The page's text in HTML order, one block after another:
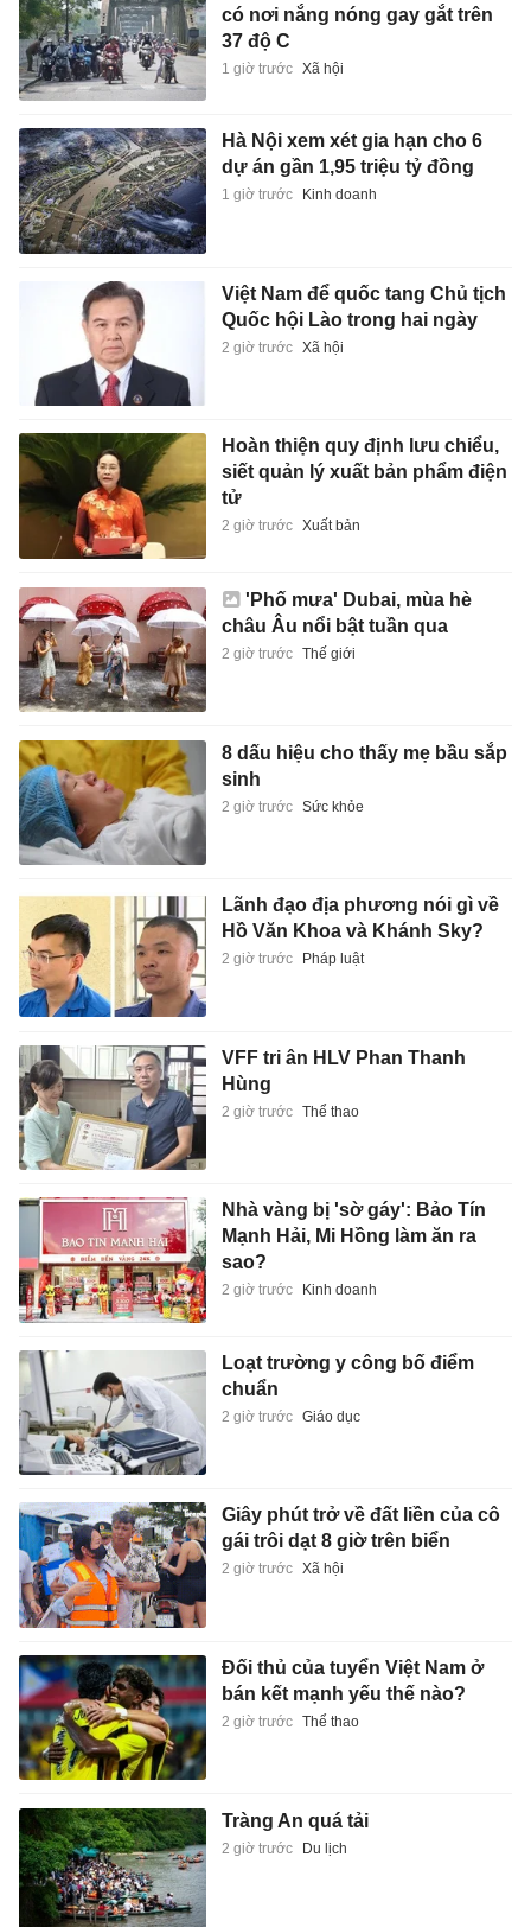
có nơi nắng nóng gay gắt trên
37 độ C
1 giờ trước Xã hội
Hà Nội xem xét gia hạn cho 6
dự án gần 1,95 triệu tỷ đồng
1 giờ trước Kinh doanh
Việt Nam để quốc tang Chủ tịch
Quốc hội Lào trong hai ngày
2 giờ trước Xã hội
Hoàn thiện quy định lưu chiểu,
siết quản lý xuất bản phẩm điện
tử
2 giờ trước Xuất bản
'Phố mưa' Dubai, mùa hè
châu Âu nổi bật tuần qua
2 giờ trước Thế giới
8 dấu hiệu cho thấy mẹ bầu sắp
sinh
2 giờ trước Sức khỏe
Lãnh đạo địa phương nói gì về
Hồ Văn Khoa và Khánh Sky?
2 giờ trước Pháp luật
VFF tri ân HLV Phan Thanh
Hùng
2 giờ trước Thể thao
Nhà vàng bị 'sờ gáy': Bảo Tín
Mạnh Hải, Mi Hồng làm ăn ra
sao?
2 giờ trước Kinh doanh
Loạt trường y công bố điểm
chuẩn
2 giờ trước Giáo dục
Giây phút trở về đất liền của cô
gái trôi dạt 8 giờ trên biển
2 giờ trước Xã hội
Đối thủ của tuyển Việt Nam ở
bán kết mạnh yếu thế nào?
2 giờ trước Thể thao
Tràng An quá tải
2 giờ trước Du lịch